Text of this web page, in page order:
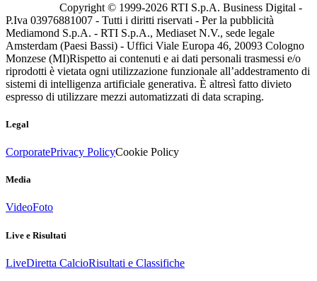
Copyright © 1999-2026 RTI S.p.A. Business Digital -
P.Iva 03976881007 - Tutti i diritti riservati - Per la pubblicità
Mediamond S.p.A. - RTI S.p.A., Mediaset N.V., sede legale
Amsterdam (Paesi Bassi) - Uffici Viale Europa 46, 20093 Cologno
Monzese (MI)Rispetto ai contenuti e ai dati personali trasmessi e/o
riprodotti è vietata ogni utilizzazione funzionale all’addestramento di
sistemi di intelligenza artificiale generativa. È altresì fatto divieto
espresso di utilizzare mezzi automatizzati di data scraping.
Legal
CorporatePrivacy PolicyCookie Policy
Media
VideoFoto
Live e Risultati
LiveDiretta CalcioRisultati e Classifiche